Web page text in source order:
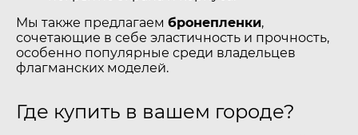
Мы также предлагаем бронепленки,
сочетающие в себе эластичность и прочность,
особенно популярные среди владельцев
флагманских моделей.
Где купить в вашем городе?